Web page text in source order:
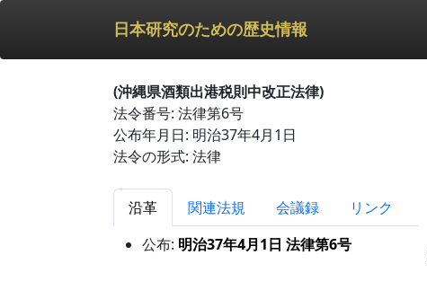
日本研究のための歴史情報
(沖縄県酒類出港税則中改正法律)
法令番号: 法律第6号
公布年月日: 明治37年4月1日
法令の形式: 法律
沿革 関連法規 会議録
リンク
公布: 明治37年4月1日 法律第6号